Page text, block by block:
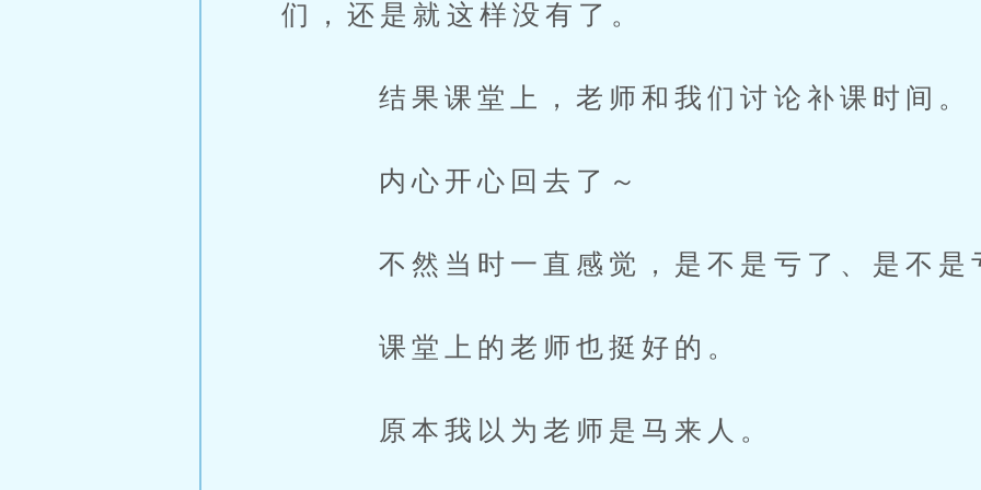
们，还是就这样没有了。
结果课堂上，老师和我们讨论补课时间。
内心开心回去了～
不然当时一直感觉，是不是亏了、是不是
课堂上的老师也挺好的。
原本我以为老师是马来人。